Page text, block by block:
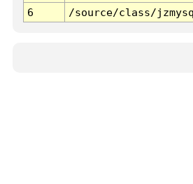
6
/source/class/